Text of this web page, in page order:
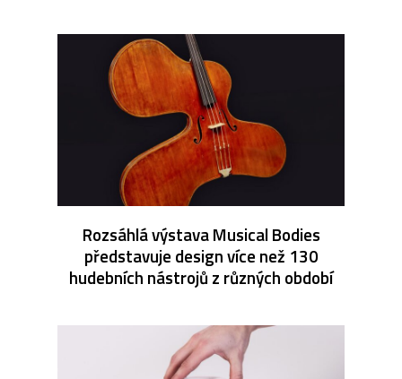
Rozsáhlá výstava Musical Bodies
představuje design více než 130
hudebních nástrojů z různých období